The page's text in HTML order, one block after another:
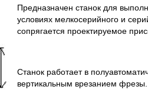
Предназначен станок для
условиях мелкосерийного и
сопрягается проектируемое
Станок работает в
вертикальным врезанием фрезы.